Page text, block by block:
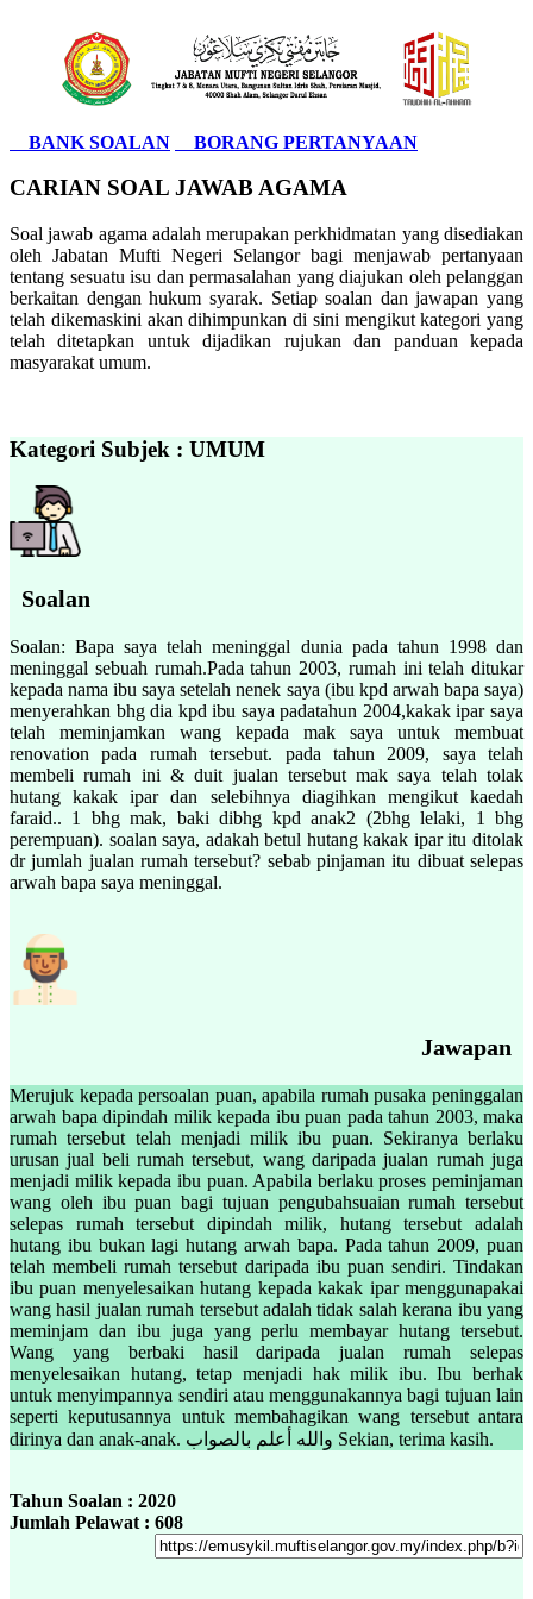
BANK SOALAN BORANG PERTANYAAN
CARIAN SOAL JAWAB AGAMA
Soal jawab agama adalah merupakan perkhidmatan yang disediakan
oleh Jabatan Mufti Negeri Selangor bagi menjawab pertanyaan
tentang sesuatu isu dan permasalahan yang diajukan oleh pelanggan
berkaitan dengan hukum syarak. Setiap soalan dan jawapan yang
telah dikemaskini akan dihimpunkan di sini mengikut kategori yang
telah ditetapkan untuk dijadikan rujukan dan panduan kepada
masyarakat umum.
Kategori Subjek : UMUM
Soalan
Soalan: Bapa saya telah meninggal dunia pada tahun 1998 dan
meninggal sebuah rumah.Pada tahun 2003, rumah ini telah ditukar
kepada nama ibu saya setelah nenek saya (ibu kpd arwah bapa saya)
menyerahkan bhg dia kpd ibu saya padatahun 2004,kakak ipar saya
telah meminjamkan wang kepada mak saya untuk membuat
renovation pada rumah tersebut. pada tahun 2009, saya telah
membeli rumah ini & duit jualan tersebut mak saya telah tolak
hutang kakak ipar dan selebihnya diagihkan mengikut kaedah
faraid.. 1 bhg mak, baki dibhg kpd anak2 (2bhg lelaki, 1 bhg
perempuan). soalan saya, adakah betul hutang kakak ipar itu ditolak
dr jumlah jualan rumah tersebut? sebab pinjaman itu dibuat selepas
arwah bapa saya meninggal.
Jawapan
Merujuk kepada persoalan puan, apabila rumah pusaka peninggalan
arwah bapa dipindah milik kepada ibu puan pada tahun 2003, maka
rumah tersebut telah menjadi milik ibu puan. Sekiranya berlaku
urusan jual beli rumah tersebut, wang daripada jualan rumah juga
menjadi milik kepada ibu puan. Apabila berlaku proses peminjaman
wang oleh ibu puan bagi tujuan pengubahsuaian rumah tersebut
selepas rumah tersebut dipindah milik, hutang tersebut adalah
hutang ibu bukan lagi hutang arwah bapa. Pada tahun 2009, puan
telah membeli rumah tersebut daripada ibu puan sendiri. Tindakan
ibu puan menyelesaikan hutang kepada kakak ipar menggunapakai
wang hasil jualan rumah tersebut adalah tidak salah kerana ibu yang
meminjam dan ibu juga yang perlu membayar hutang tersebut.
Wang yang berbaki hasil daripada jualan rumah selepas
menyelesaikan hutang, tetap menjadi hak milik ibu. Ibu berhak
untuk menyimpannya sendiri atau menggunakannya bagi tujuan lain
seperti keputusannya untuk membahagikan wang tersebut antara
dirinya dan anak-anak. والله أعلم بالصواب Sekian, terima kasih.
Tahun Soalan : 2020
Jumlah Pelawat : 608